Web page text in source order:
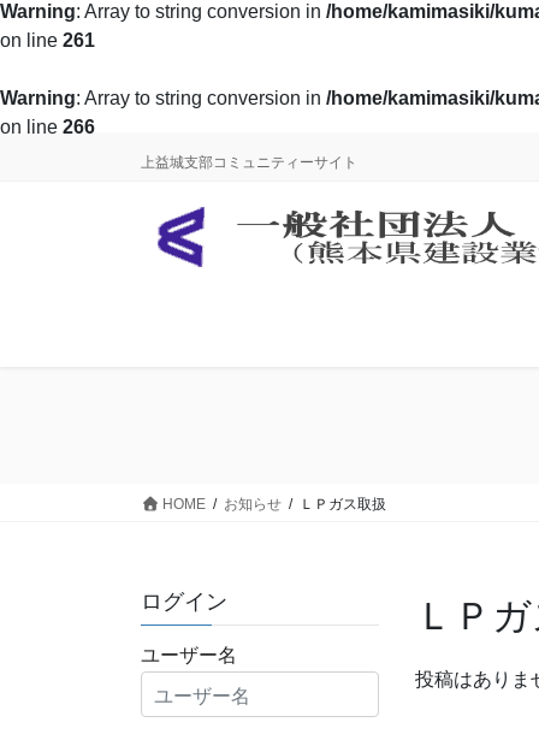
Warning: Array to string conversion in /home/kamimasiki/
on line 261
Warning: Array to string conversion in /home/kamimasiki/
on line 266
上益城支部コミュニティーサイト
HOME お知らせ ＬＰガス取扱
ＬＰ
投稿はありま
ログイン
ユーザー名